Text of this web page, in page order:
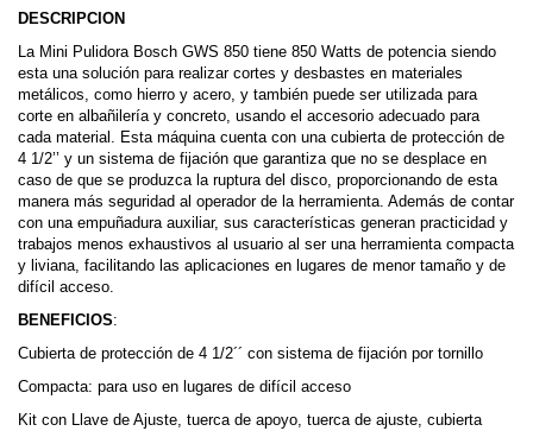
DESCRIPCION
La Mini Pulidora Bosch GWS 850 tiene 850 Watts de potencia siendo
esta una solución para realizar cortes y desbastes en materiales
metálicos, como hierro y acero, y también puede ser utilizada para
corte en albañilería y concreto, usando el accesorio adecuado para
cada material. Esta máquina cuenta con una cubierta de protección de
4 1/2’’ y un sistema de fijación que garantiza que no se desplace en
caso de que se produzca la ruptura del disco, proporcionando de esta
manera más seguridad al operador de la herramienta. Además de contar
con una empuñadura auxiliar, sus características generan practicidad y
trabajos menos exhaustivos al usuario al ser una herramienta compacta
y liviana, facilitando las aplicaciones en lugares de menor tamaño y de
difícil acceso.
BENEFICIOS:
Cubierta de protección de 4 1/2´´ con sistema de fijación por tornillo
Compacta: para uso en lugares de difícil acceso
Kit con Llave de Ajuste, tuerca de apoyo, tuerca de ajuste, cubierta